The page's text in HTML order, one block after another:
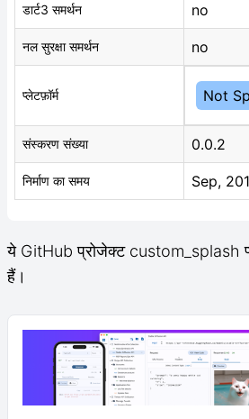
डार्ट3 समर्थन no
नल सुरक्षा समर्थन no
प्लेटफ़ॉर्म Not
संस्करण संख्या 0.0.2
निर्माण का समय Sep,
ये GitHub प्रोजेक्ट custom_splash
हैं।